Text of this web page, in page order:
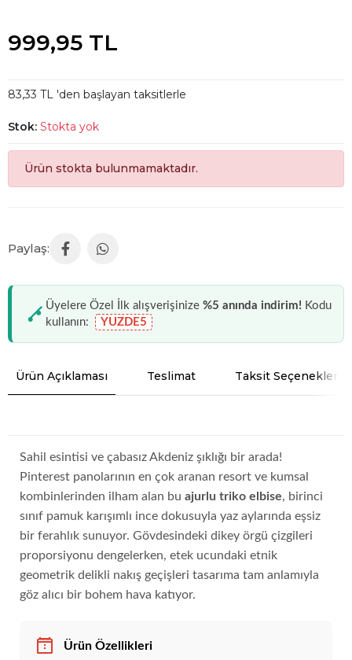
999,95 TL
83,33 TL 'den başlayan taksitlerle
Stok: Stokta yok
Ürün stokta bulunmamaktadır.
Üyelere Özel İlk alışverişinize %5 anında indirim! Kodu
kullanın:
YUZDE5
Ürün Açıklaması Teslimat Taksit Seçenekleri
Sahil esintisi ve çabasız Akdeniz şıklığı bir arada!
Pinterest panolarının en çok aranan resort ve kumsal
kombinlerinden ilham alan bu ajurlu triko elbise, birinci
sınıf pamuk karışımlı ince dokusuyla yaz aylarında eşsiz
bir ferahlık sunuyor. Gövdesindeki dikey örgü çizgileri
proporsiyonu dengelerken, etek ucundaki etnik
geometrik delikli nakış geçişleri tasarıma tam anlamıyla
göz alıcı bir bohem hava katıyor.
Ürün Özellikleri